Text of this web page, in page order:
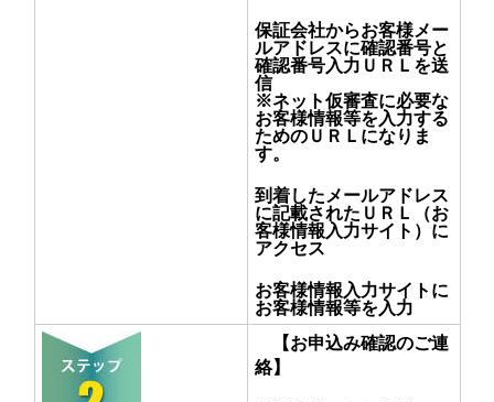
保証会社からお客様メー
ルアドレスに確認番号と
確認番号入力ＵＲＬを送
信
※ネット仮審査に必要な
お客様情報等を入力する
ためのＵＲＬになりま
す。
到着したメールアドレス
に記載されたＵＲＬ（お
客様情報入力サイト）に
アクセス
お客様情報入力サイトに
お客様情報等を入力
【お申込み確認のご連
絡】